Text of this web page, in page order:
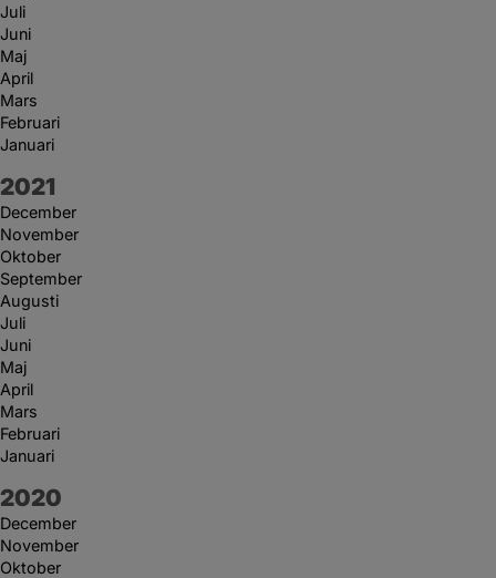
Juli
Juni
Maj
April
Mars
Februari
Januari
År:
2021
December
November
Oktober
September
Augusti
Juli
Juni
Maj
April
Mars
Februari
Januari
År:
2020
December
November
Oktober